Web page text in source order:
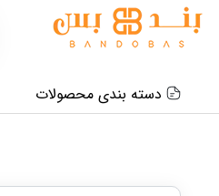
دسته بندی محصولات